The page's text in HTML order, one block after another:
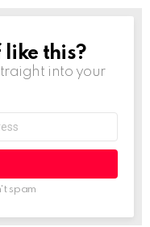
like this?
into your
spam